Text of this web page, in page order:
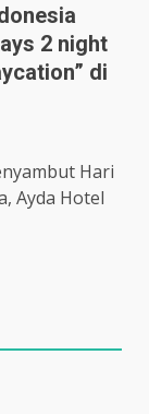
2 night
di
Hari
Ayda Hotel